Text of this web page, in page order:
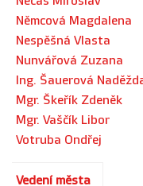
Němcová Magdalena
Nespěšná Vlasta
Nunvářová Zuzana
Ing. Šauerová
Mgr. Škeřík Zdeněk
Mgr. Vaščík Libor
Votruba Ondřej
Vedení města